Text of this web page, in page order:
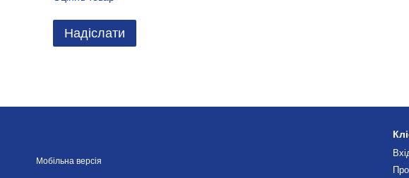
Надіслати
Мобільна версія